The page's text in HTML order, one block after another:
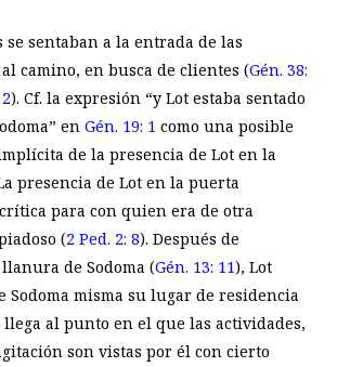
se sentaban a la entrada de las
camino, en busca de clientes (Gén. 38:
). Cf. la expresión “y Lot estaba sentado
en Gén. 19: 1 como una posible
de la presencia de Lot en la
presencia de Lot en la puerta
para con quien era de otra
(2 Ped. 2: 8). Después de
de Sodoma (Gén. 13: 11), Lot
Sodoma misma su lugar de residencia
llega al punto en el que las actividades,
son vistas por él con cierto